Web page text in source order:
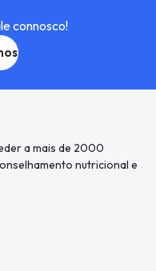
connosco!
a mais de 2000
nutricional e